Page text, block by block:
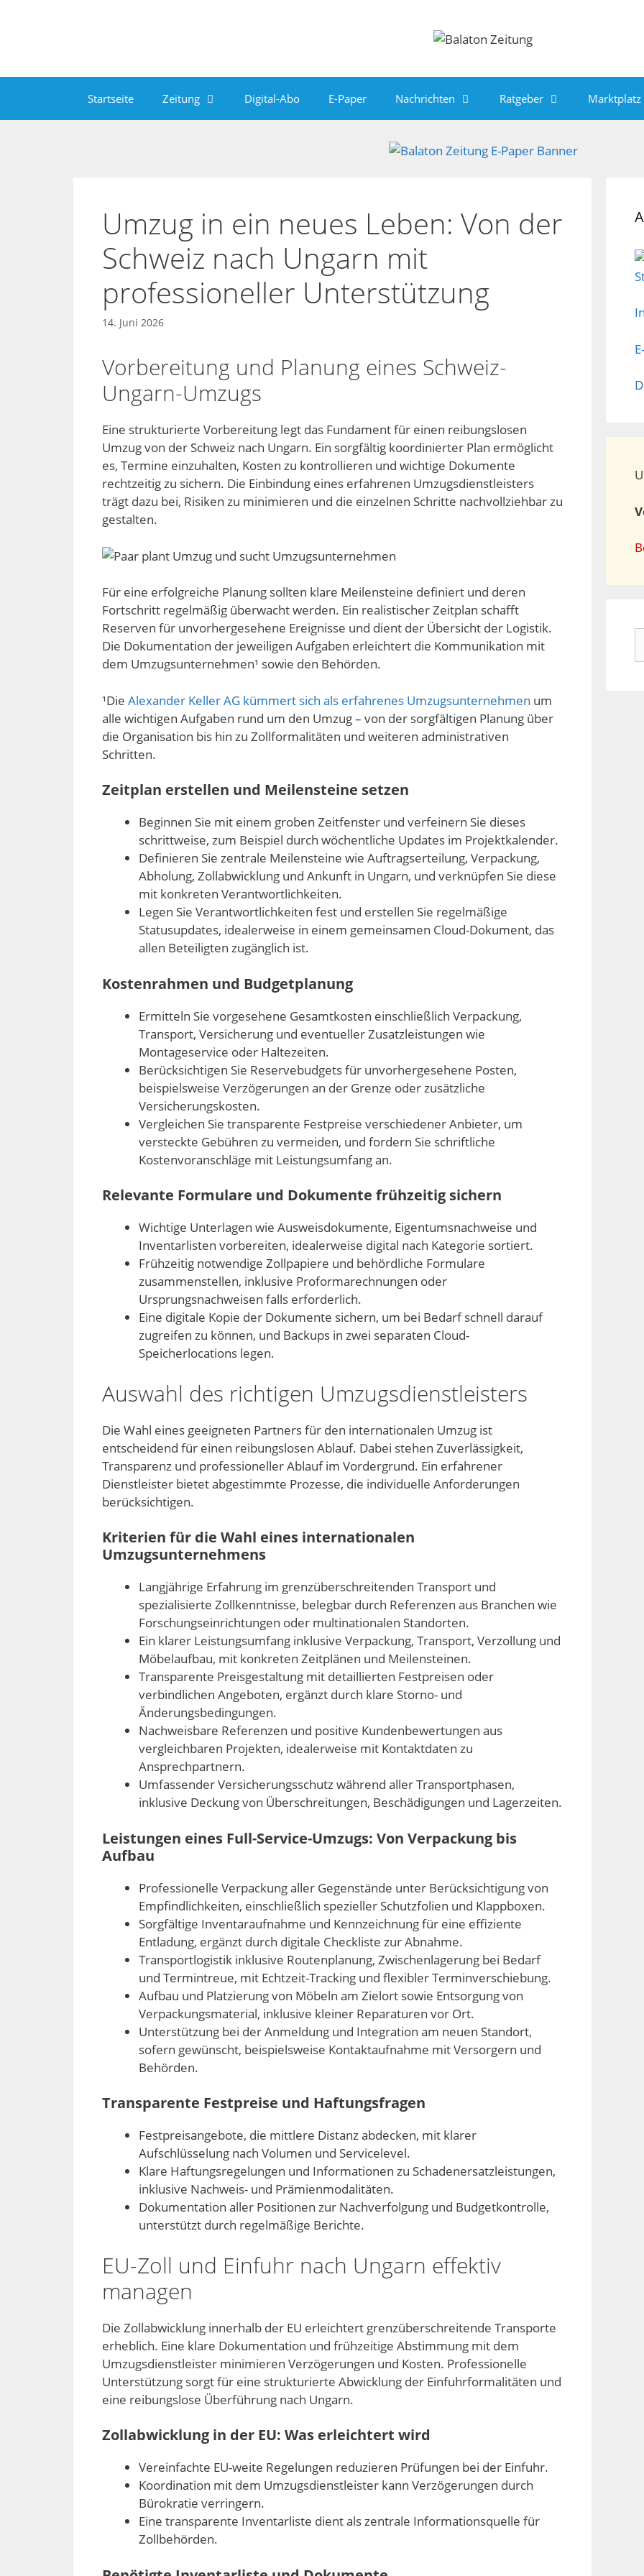
Startseite Zeitung Digital-Abo E-Paper Nachrichten Ratgeber Marktplatz
Umzug in ein neues Leben: Von der
Schweiz nach Ungarn mit
professioneller Unterstützung
14. Juni 2026
Vorbereitung und Planung eines Schweiz-
Ungarn-Umzugs
Eine strukturierte Vorbereitung legt das Fundament für einen reibungslosen
Umzug von der Schweiz nach Ungarn. Ein sorgfältig koordinierter Plan ermöglicht
es, Termine einzuhalten, Kosten zu kontrollieren und wichtige Dokumente
rechtzeitig zu sichern. Die Einbindung eines erfahrenen Umzugsdienstleisters
trägt dazu bei, Risiken zu minimieren und die einzelnen Schritte nachvollziehbar zu
gestalten.
Für eine erfolgreiche Planung sollten klare Meilensteine definiert und deren
Fortschritt regelmäßig überwacht werden. Ein realistischer Zeitplan schafft
Reserven für unvorhergesehene Ereignisse und dient der Übersicht der Logistik.
Die Dokumentation der jeweiligen Aufgaben erleichtert die Kommunikation mit
dem Umzugsunternehmen¹ sowie den Behörden.
¹Die Alexander Keller AG kümmert sich als erfahrenes Umzugsunternehmen um
alle wichtigen Aufgaben rund um den Umzug – von der sorgfältigen Planung über
die Organisation bis hin zu Zollformalitäten und weiteren administrativen
Schritten.
Zeitplan erstellen und Meilensteine setzen
Beginnen Sie mit einem groben Zeitfenster und verfeinern Sie dieses
schrittweise, zum Beispiel durch wöchentliche Updates im Projektkalender.
Definieren Sie zentrale Meilensteine wie Auftragserteilung, Verpackung,
Abholung, Zollabwicklung und Ankunft in Ungarn, und verknüpfen Sie diese
mit konkreten Verantwortlichkeiten.
Legen Sie Verantwortlichkeiten fest und erstellen Sie regelmäßige
Statusupdates, idealerweise in einem gemeinsamen Cloud-Dokument, das
allen Beteiligten zugänglich ist.
Kostenrahmen und Budgetplanung
Ermitteln Sie vorgesehene Gesamtkosten einschließlich Verpackung,
Transport, Versicherung und eventueller Zusatzleistungen wie
Montageservice oder Haltezeiten.
Berücksichtigen Sie Reservebudgets für unvorhergesehene Posten,
beispielsweise Verzögerungen an der Grenze oder zusätzliche
Versicherungskosten.
Vergleichen Sie transparente Festpreise verschiedener Anbieter, um
versteckte Gebühren zu vermeiden, und fordern Sie schriftliche
Kostenvoranschläge mit Leistungsumfang an.
Relevante Formulare und Dokumente frühzeitig sichern
Wichtige Unterlagen wie Ausweisdokumente, Eigentumsnachweise und
Inventarlisten vorbereiten, idealerweise digital nach Kategorie sortiert.
Frühzeitig notwendige Zollpapiere und behördliche Formulare
zusammenstellen, inklusive Proformarechnungen oder
Ursprungsnachweisen falls erforderlich.
Eine digitale Kopie der Dokumente sichern, um bei Bedarf schnell darauf
zugreifen zu können, und Backups in zwei separaten Cloud-
Speicherlocations legen.
Auswahl des richtigen Umzugsdienstleisters
Die Wahl eines geeigneten Partners für den internationalen Umzug ist
entscheidend für einen reibungslosen Ablauf. Dabei stehen Zuverlässigkeit,
Transparenz und professioneller Ablauf im Vordergrund. Ein erfahrener
Dienstleister bietet abgestimmte Prozesse, die individuelle Anforderungen
berücksichtigen.
Kriterien für die Wahl eines internationalen
Umzugsunternehmens
Langjährige Erfahrung im grenzüberschreitenden Transport und
spezialisierte Zollkenntnisse, belegbar durch Referenzen aus Branchen wie
Forschungseinrichtungen oder multinationalen Standorten.
Ein klarer Leistungsumfang inklusive Verpackung, Transport, Verzollung und
Möbelaufbau, mit konkreten Zeitplänen und Meilensteinen.
Transparente Preisgestaltung mit detaillierten Festpreisen oder
verbindlichen Angeboten, ergänzt durch klare Storno- und
Änderungsbedingungen.
Nachweisbare Referenzen und positive Kundenbewertungen aus
vergleichbaren Projekten, idealerweise mit Kontaktdaten zu
Ansprechpartnern.
Umfassender Versicherungsschutz während aller Transportphasen,
inklusive Deckung von Überschreitungen, Beschädigungen und Lagerzeiten.
Leistungen eines Full-Service-Umzugs: Von Verpackung bis
Aufbau
Professionelle Verpackung aller Gegenstände unter Berücksichtigung von
Empfindlichkeiten, einschließlich spezieller Schutzfolien und Klappboxen.
Sorgfältige Inventaraufnahme und Kennzeichnung für eine effiziente
Entladung, ergänzt durch digitale Checkliste zur Abnahme.
Transportlogistik inklusive Routenplanung, Zwischenlagerung bei Bedarf
und Termintreue, mit Echtzeit-Tracking und flexibler Terminverschiebung.
Aufbau und Platzierung von Möbeln am Zielort sowie Entsorgung von
Verpackungsmaterial, inklusive kleiner Reparaturen vor Ort.
Unterstützung bei der Anmeldung und Integration am neuen Standort,
sofern gewünscht, beispielsweise Kontaktaufnahme mit Versorgern und
Behörden.
Transparente Festpreise und Haftungsfragen
Festpreisangebote, die mittlere Distanz abdecken, mit klarer
Aufschlüsselung nach Volumen und Servicelevel.
Klare Haftungsregelungen und Informationen zu Schadenersatzleistungen,
inklusive Nachweis- und Prämienmodalitäten.
Dokumentation aller Positionen zur Nachverfolgung und Budgetkontrolle,
unterstützt durch regelmäßige Berichte.
EU-Zoll und Einfuhr nach Ungarn effektiv
managen
Die Zollabwicklung innerhalb der EU erleichtert grenzüberschreitende Transporte
erheblich. Eine klare Dokumentation und frühzeitige Abstimmung mit dem
Umzugsdienstleister minimieren Verzögerungen und Kosten. Professionelle
Unterstützung sorgt für eine strukturierte Abwicklung der Einfuhrformalitäten und
eine reibungslose Überführung nach Ungarn.
Zollabwicklung in der EU: Was erleichtert wird
Vereinfachte EU-weite Regelungen reduzieren Prüfungen bei der Einfuhr.
Koordination mit dem Umzugsdienstleister kann Verzögerungen durch
Bürokratie verringern.
Eine transparente Inventarliste dient als zentrale Informationsquelle für
Zollbehörden.